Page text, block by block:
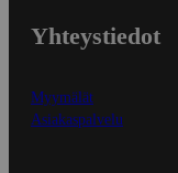
Yhteystiedot
Myymälät
Asiakaspalvelu